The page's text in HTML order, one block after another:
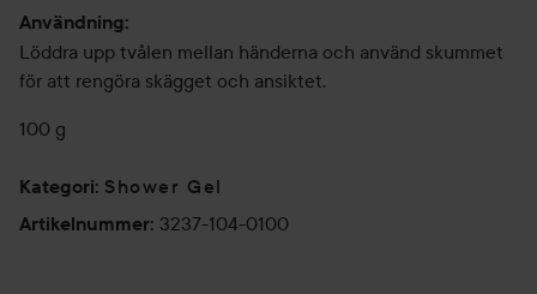
Användning:
Löddra upp tvålen mellan händerna och använd skummet
för att rengöra skägget och ansiktet.
100 g
Kategori: Shower Gel
Artikelnummer: 3237-104-0100